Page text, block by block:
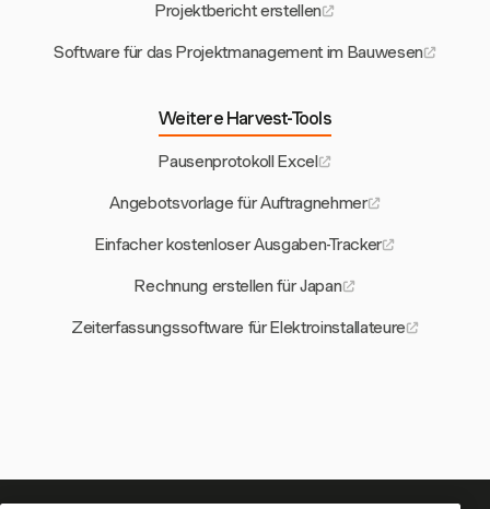
Projektbericht erstellen
Software für das Projektmanagement im Bauwesen
Weitere Harvest-Tools
Pausenprotokoll Excel
Angebotsvorlage für Auftragnehmer
Einfacher kostenloser Ausgaben-Tracker
Rechnung erstellen für Japan
Zeiterfassungssoftware für Elektroinstallateure